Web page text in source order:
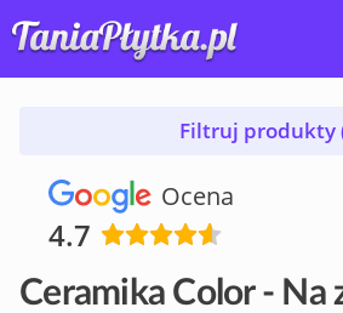
Ocena
4.7
Ceramika Color - Na